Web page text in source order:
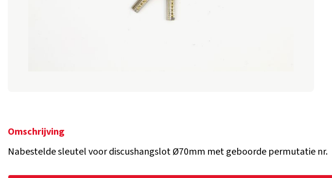
Omschrijving
Nabestelde sleutel voor discushangslot Ø70mm met geboorde permutatie nr.